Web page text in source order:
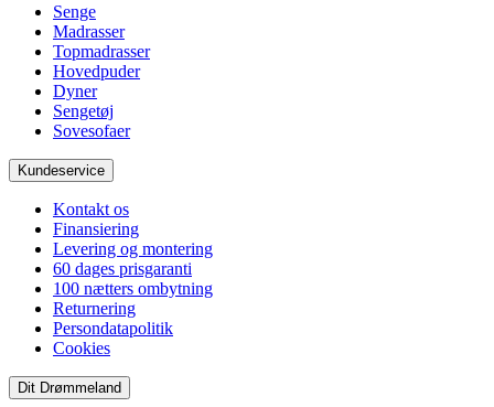
Senge
Madrasser
Topmadrasser
Hovedpuder
Dyner
Sengetøj
Sovesofaer
Kundeservice
Kontakt os
Finansiering
Levering og montering
60 dages prisgaranti
100 nætters ombytning
Returnering
Persondatapolitik
Cookies
Dit Drømmeland